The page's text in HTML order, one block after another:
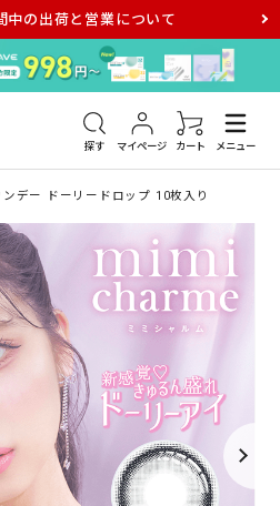
中の出荷と営業について
探す マイページ カート メニュー
メダリスト メガネ
デー ドーリードロップ 10枚入り